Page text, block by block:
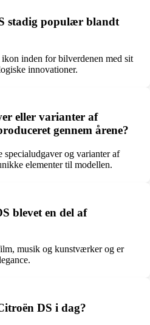
stadig populær blandt
inden for bilverdenen med sit
innovationer.
eller varianter af
gennem årene?
og varianter af
elementer til modellen.
blevet en del af
musik og kunstværker og er
DS i dag?